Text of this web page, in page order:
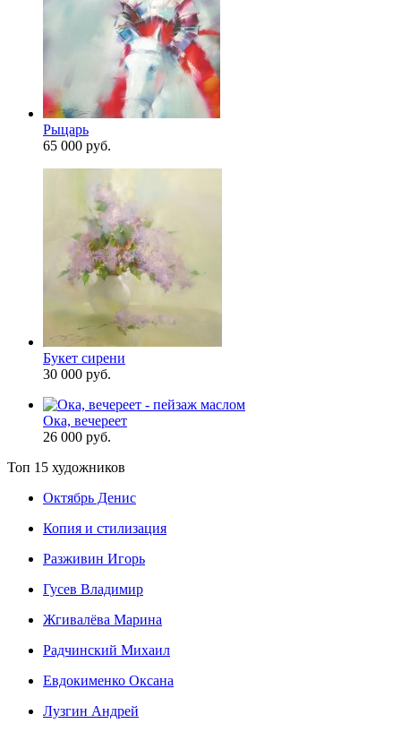
Рыцарь
65 000 руб.
Букет сирени
30 000 руб.
Ока, вечереет
26 000 руб.
Топ 15 художников
Октябрь Денис
Копия и стилизация
Разживин Игорь
Гусев Владимир
Жгивалёва Марина
Радчинский Михаил
Евдокименко Оксана
Лузгин Андрей